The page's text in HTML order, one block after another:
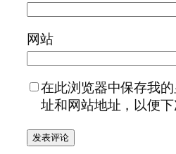
网站
在此浏览器中保存我
址和网站地址，以便下